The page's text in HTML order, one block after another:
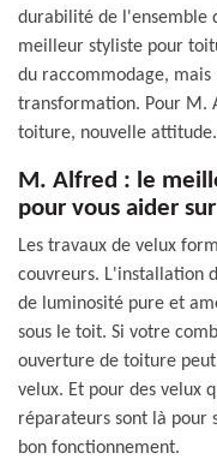
durabilité de l'ensemble
meilleur styliste pour
du raccommodage,
transformation. Pour M.
toiture, nouvelle attitude.
M. Alfred : le
pour vous aider
Les travaux de velux
couvreurs. L'installation
de luminosité pure et
sous le toit. Si votre
ouverture de toiture
velux. Et pour des velux
réparateurs sont là pour
bon fonctionnement.